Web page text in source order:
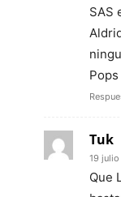
SAS
Tuk
19 julio
Que